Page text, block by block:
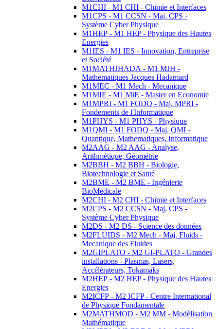
M1CHI - M1 CHI - Chimie et Interfaces
M1CPS - M1 CCSN - Maj. CPS -
Système Cyber Physique
M1HEP - M1 HEP - Physique des Hautes
Energies
M1IES - M1 IES - Innovation, Entreprise
et Société
M1MATHJHADA - M1 MJH -
Mathematiques Jacques Hadamard
M1MEC - M1 Mech - Mecanique
M1MIE - M1 MiE - Master en Economie
M1MPRI - M1 FODQ - Maj. MPRI -
Fondements de l'Informatique
M1PHYS - M1 PHYS - Physique
M1QMI - M1 FODQ - Maj. QMI -
Quantique, Mathematiques, Informatique
M2AAG - M2 AAG - Analyse,
Arithmétique, Géométrie
M2BBH - M2 BBH - Biologie,
Biotechnologie et Santé
M2BME - M2 BME - Ingénierie
BioMédicale
M2CHI - M2 CHI - Chimie et Interfaces
M2CPS - M2 CCSN - Maj. CPS -
Système Cyber Physique
M2DS - M2 DS - Science des données
M2FLUIDS - M2 Mech - Maj. Fluids -
Mecanique des Fluides
M2GIPLATO - M2 GI-PLATO - Grandes
installations - Plasmas, Lasers,
Accélérateurs, Tokamaks
M2HEP - M2 HEP - Physique des Hautes
Energies
M2ICFP - M2 ICFP - Centre International
de Physique Fondamentale
M2MATHMOD - M2 MM - Modélisation
Mathématique